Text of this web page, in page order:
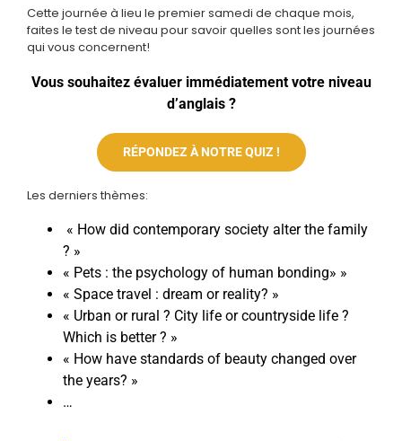
Cette journée à lieu le premier samedi de chaque mois,
faites le test de niveau pour savoir quelles sont les journées
qui vous concernent!
Vous souhaitez évaluer immédiatement votre niveau
d’anglais ?
RÉPONDEZ À NOTRE QUIZ !
Les derniers thèmes:
« How did contemporary society alter the family
? »
« Pets : the psychology of human bonding» »
« Space travel : dream or reality? »
« Urban or rural ? City life or countryside life ?
Which is better ? »
« How have standards of beauty changed over
the years? »
…